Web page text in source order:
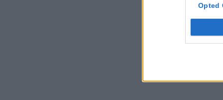
Opted
MÁR